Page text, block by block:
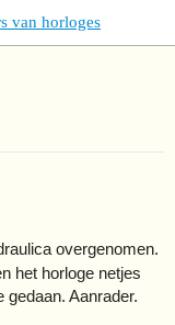
van horloges
overgenomen.
het horloge netjes
Aanrader.